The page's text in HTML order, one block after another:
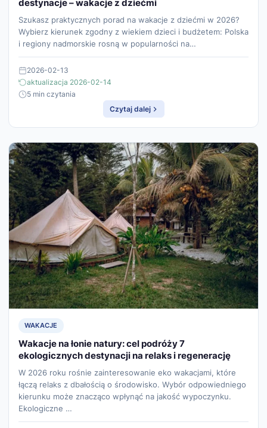
destynacje – wakacje z dziećmi
Szukasz praktycznych porad na wakacje z dziećmi w 2026?
Wybierz kierunek zgodny z wiekiem dzieci i budżetem: Polska
i regiony nadmorskie rosną w popularności na…
2026-02-13
aktualizacja 2026-02-14
5 min czytania
Czytaj dalej
WAKACJE
Wakacje na łonie natury: cel podróży 7
ekologicznych destynacji na relaks i regenerację
W 2026 roku rośnie zainteresowanie eko wakacjami, które
łączą relaks z dbałością o środowisko. Wybór odpowiedniego
kierunku może znacząco wpłynąć na jakość wypoczynku.
Ekologiczne …